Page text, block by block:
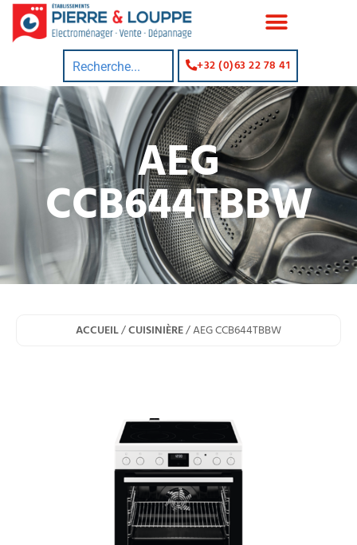
+32 (0)63 22 78 41
AEG
CCB644TBBW
ACCUEIL/CUISINIÈRE/ AEG CCB644TBBW